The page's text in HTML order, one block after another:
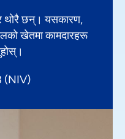
थोरै छन्। यसकारण,
खेतमा कामदारहरू
(NIV)